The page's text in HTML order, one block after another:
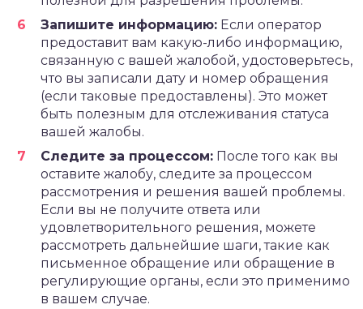
Запишите информацию: Если оператор
предоставит вам какую-либо информацию,
связанную с вашей жалобой, удостоверьтесь,
что вы записали дату и номер обращения
(если таковые предоставлены). Это может
быть полезным для отслеживания статуса
вашей жалобы.
Следите за процессом: После того как вы
оставите жалобу, следите за процессом
рассмотрения и решения вашей проблемы.
Если вы не получите ответа или
удовлетворительного решения, можете
рассмотреть дальнейшие шаги, такие как
письменное обращение или обращение в
регулирующие органы, если это применимо
в вашем случае.